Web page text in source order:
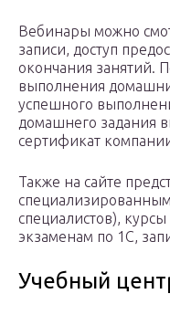
Вебинары можно
записи, доступ
окончания занятий.
выполнения
успешного
домашнего задания
сертификат
Также на сайте
специалистов), курсы
экзаменам по 1С,
Учебный